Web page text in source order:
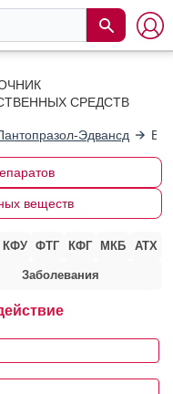
СРЕДСТВ
Эдвансд
веществ
КФУ ФТГ КФГ МКБ АТХ
Заболевания